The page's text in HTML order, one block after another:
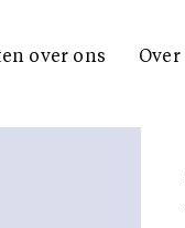
over ons Over